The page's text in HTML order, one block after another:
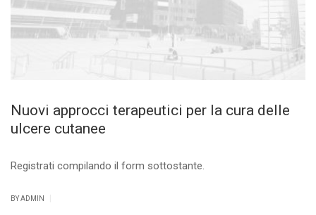
Nuovi approcci terapeutici per la cura delle
ulcere cutanee
Registrati compilando il form sottostante.
BY ADMIN